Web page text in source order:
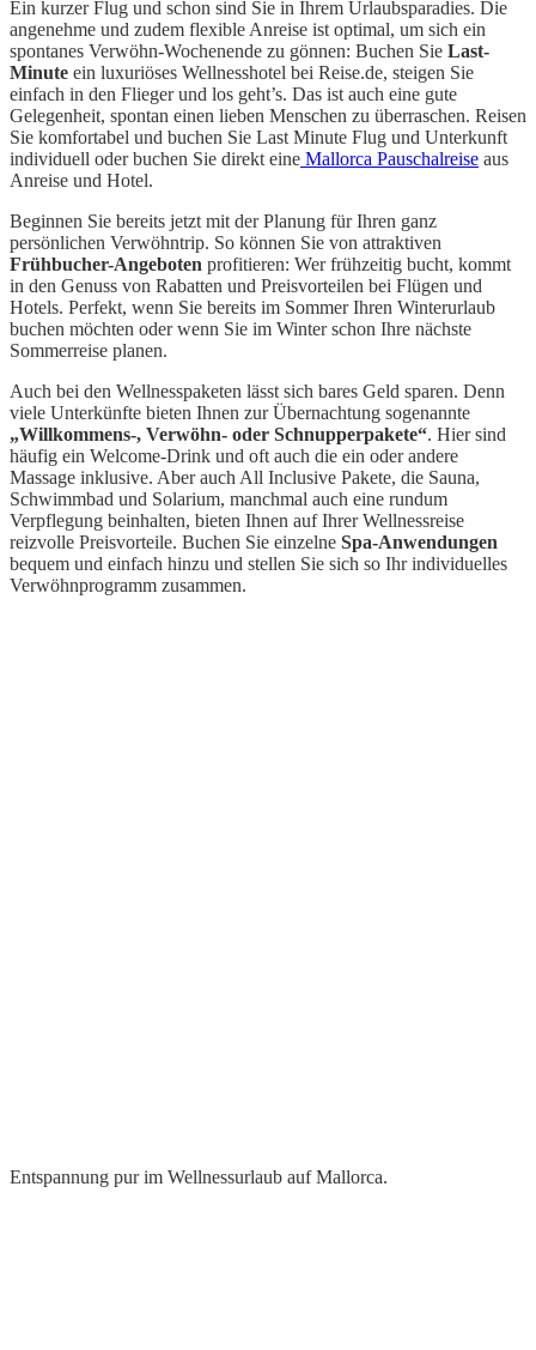
Ein kurzer Flug und schon sind Sie in Ihrem Urlaubsparadies. Die
angenehme und zudem flexible Anreise ist optimal, um sich ein
spontanes Verwöhn-Wochenende zu gönnen: Buchen Sie Last-
Minute ein luxuriöses Wellnesshotel bei Reise.de, steigen Sie
einfach in den Flieger und los geht’s. Das ist auch eine gute
Gelegenheit, spontan einen lieben Menschen zu überraschen. Reisen
Sie komfortabel und buchen Sie Last Minute Flug und Unterkunft
individuell oder buchen Sie direkt eine Mallorca Pauschalreise aus
Anreise und Hotel.
Beginnen Sie bereits jetzt mit der Planung für Ihren ganz
persönlichen Verwöhntrip. So können Sie von attraktiven
Frühbucher-Angeboten profitieren: Wer frühzeitig bucht, kommt
in den Genuss von Rabatten und Preisvorteilen bei Flügen und
Hotels. Perfekt, wenn Sie bereits im Sommer Ihren Winterurlaub
buchen möchten oder wenn Sie im Winter schon Ihre nächste
Sommerreise planen.
Auch bei den Wellnesspaketen lässt sich bares Geld sparen. Denn
viele Unterkünfte bieten Ihnen zur Übernachtung sogenannte
„Willkommens-, Verwöhn- oder Schnupperpakete“. Hier sind
häufig ein Welcome-Drink und oft auch die ein oder andere
Massage inklusive. Aber auch All Inclusive Pakete, die Sauna,
Schwimmbad und Solarium, manchmal auch eine rundum
Verpflegung beinhalten, bieten Ihnen auf Ihrer Wellnessreise
reizvolle Preisvorteile. Buchen Sie einzelne Spa-Anwendungen
bequem und einfach hinzu und stellen Sie sich so Ihr individuelles
Verwöhnprogramm zusammen.
Entspannung pur im Wellnessurlaub auf Mallorca.